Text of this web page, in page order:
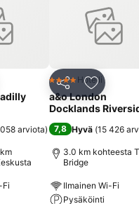
suosikkeihin
arviota)
Fi
Jaa Lisää
4 Tähtiluokitus
Hotelli
a&o London
Docklands
7,8 Hyvä (15 426
3.0 km kohteesta
Bridge
Ilmainen Wi-Fi
Pysäköinti